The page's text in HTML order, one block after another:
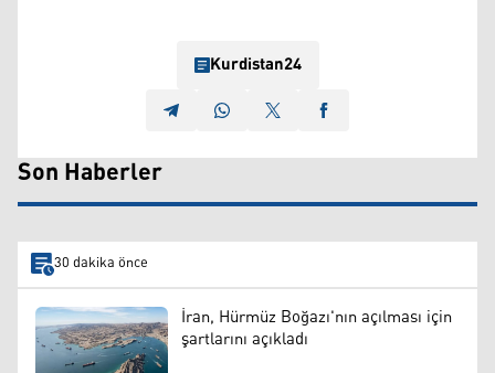
Kurdistan24
Son Haberler
30 dakika önce
İran, Hürmüz Boğazı'nın açılması için
şartlarını açıkladı